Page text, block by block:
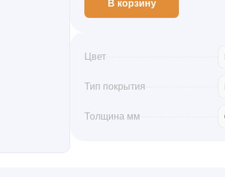
В корзину
Цвет
Тип покрытия
Толщина мм